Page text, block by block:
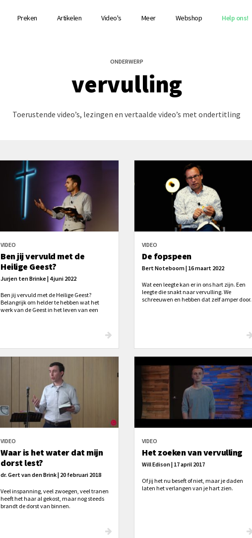
Preken Artikelen Video's Meer Webshop Help ons!
ONDERWERP
vervulling
Toerustende video’s, lezingen en vertaalde video’s met ondertitling
VIDEO
Ben jij vervuld met de
Heilige Geest?
Jurjen ten Brinke | 4 juni 2022
Ben jij vervuld met de Heilige Geest?
Belangrijk om helder te hebben wat het
werk van de Geest in het leven van een
VIDEO
De fopspeen
Bert Noteboom | 16 maart 2022
Wat een leegte kan er in ons hart zijn. Een
leegte die snakt naar vervulling. We
schreeuwen en hebben dat zelf amper door.
VIDEO
Waar is het water dat mijn
dorst lest?
dr. Gert van den Brink | 20 februari 2018
Veel inspanning, veel zwoegen, veel tranen
heeft het haar al gekost, maar nog steeds
brandt de dorst van binnen.
VIDEO
Het zoeken van vervulling
Will Edison | 17 april 2017
Of jij het nu beseft of niet, maar je daden
laten het verlangen van je hart zien.